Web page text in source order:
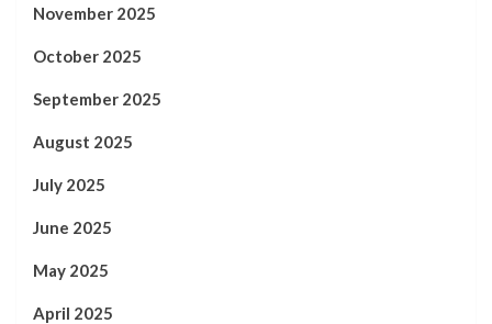
November 2025
October 2025
September 2025
August 2025
July 2025
June 2025
May 2025
April 2025